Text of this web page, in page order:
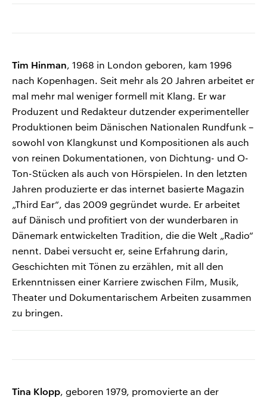
Tim Hinman, 1968 in London geboren, kam 1996
nach Kopenhagen. Seit mehr als 20 Jahren arbeitet er
mal mehr mal weniger formell mit Klang. Er war
Produzent und Redakteur dutzender experimenteller
Produktionen beim Dänischen Nationalen Rundfunk –
sowohl von Klangkunst und Kompositionen als auch
von reinen Dokumentationen, von Dichtung- und O-
Ton-Stücken als auch von Hörspielen. In den letzten
Jahren produzierte er das internet basierte Magazin
„Third Ear“, das 2009 gegründet wurde. Er arbeitet
auf Dänisch und profitiert von der wunderbaren in
Dänemark entwickelten Tradition, die die Welt „Radio“
nennt. Dabei versucht er, seine Erfahrung darin,
Geschichten mit Tönen zu erzählen, mit all den
Erkenntnissen einer Karriere zwischen Film, Musik,
Theater und Dokumentarischem Arbeiten zusammen
zu bringen.
Tina Klopp, geboren 1979, promovierte an der